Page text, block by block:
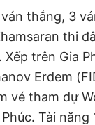
thắng, 3
thi
trên Gia
Erdem
vé tham dự
Tài